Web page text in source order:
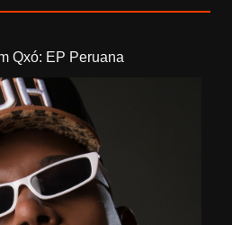
Qxó: EP Peruana